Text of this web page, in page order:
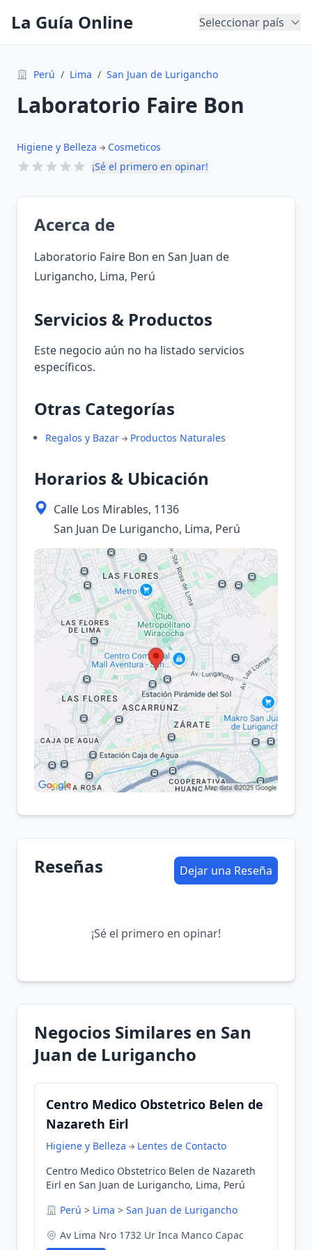
La Guía Online Seleccionar país
Perú / Lima / San Juan de Lurigancho
Laboratorio Faire Bon
Higiene y Belleza
Cosmeticos
¡Sé el primero en opinar!
Acerca de
Laboratorio Faire Bon en San Juan de
Lurigancho, Lima, Perú
Servicios & Productos
Este negocio aún no ha listado servicios
específicos.
Otras Categorías
Regalos y Bazar Productos Naturales
Horarios & Ubicación
Calle Los Mirables, 1136
San Juan De Lurigancho, Lima, Perú
Reseñas Dejar una Reseña
¡Sé el primero en opinar!
Negocios Similares en San
Juan de Lurigancho
Centro Medico Obstetrico Belen de
Nazareth Eirl
Higiene y Belleza
Lentes de Contacto
Centro Medico Obstetrico Belen de Nazareth
Eirl en San Juan de Lurigancho, Lima, Perú
Perú > Lima > San Juan de Lurigancho
Av Lima Nro 1732 Ur Inca Manco Capac